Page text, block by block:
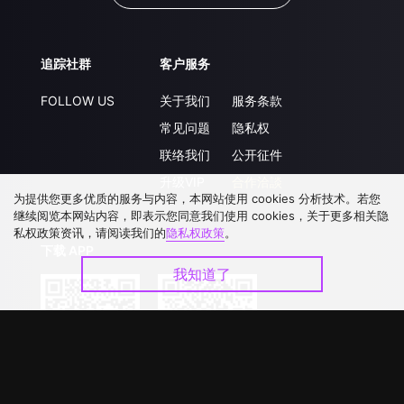
追踪社群
FOLLOW US
客户服务
关于我们
常见问题
联络我们
服务条款
隐私权
公开征件
为提供您更多优质的服务与内容，本网站使用 cookies 分析技术。若您
继续阅览本网站内容，即表示您同意我们使用 cookies，关于更多相关隐
私权政策资讯，请阅读我们的隐私权政策。
我知道了